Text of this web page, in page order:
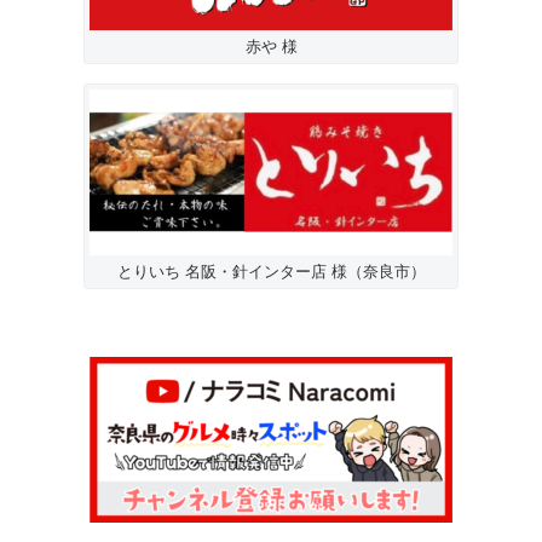
赤や 様
とりいち 名阪・針インター店 様（奈良市）